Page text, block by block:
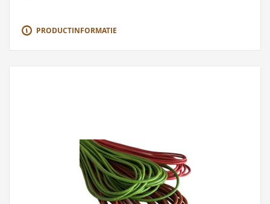
PRODUCTINFORMATIE